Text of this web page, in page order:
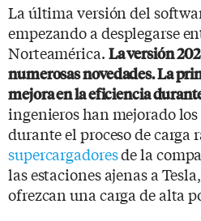
La última versión del
empezando a desplegarse
Norteamérica. La versión
numerosas novedades. La
mejora en la eficiencia
ingenieros han mejorado
durante el proceso de carga
supercargadoresde la
las estaciones ajenas a
ofrezcan una carga de alta